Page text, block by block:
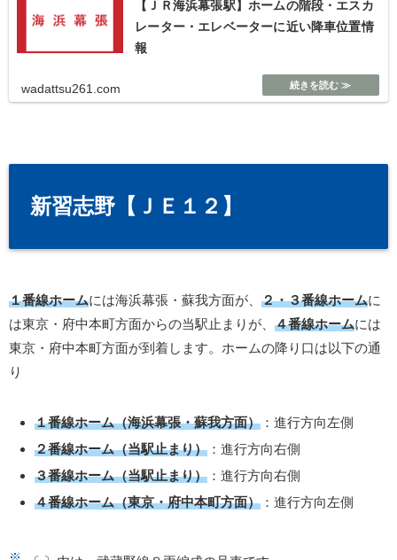
【ＪＲ海浜幕張駅】ホームの階段・エスカ
レーター・エレベーターに近い降車位置情
報
wadattsu261.com
新習志野【ＪＥ１２】
１番線ホームには海浜幕張・蘇我方面が、 ２・３番線ホームに
は東京・府中本町方面からの当駅止まりが、 ４番線ホームには
東京・府中本町方面が到着します。ホームの降り口は以下の通
り
１番線ホーム（海浜幕張・蘇我方面） ：進行方向左側
２番線ホーム（当駅止まり） ：進行方向右側
３番線ホーム（当駅止まり） ：進行方向右側
４番線ホーム（東京・府中本町方面） ：進行方向左側